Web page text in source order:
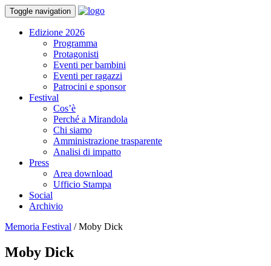
Toggle navigation
Edizione 2026
Programma
Protagonisti
Eventi per bambini
Eventi per ragazzi
Patrocini e sponsor
Festival
Cos’è
Perché a Mirandola
Chi siamo
Amministrazione trasparente
Analisi di impatto
Press
Area download
Ufficio Stampa
Social
Archivio
Memoria Festival /Moby Dick
Moby Dick